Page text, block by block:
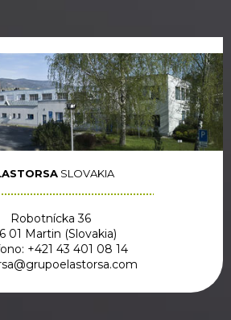
SLOVAKIA
Robotnícka 36
01 Martin (Slovakia)
+421 43 401 08 14